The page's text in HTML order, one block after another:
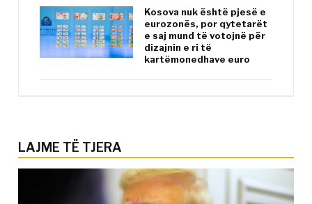
Kosova nuk është pjesë e
eurozonës, por qytetarët
e saj mund të votojnë për
dizajnin e ri të
kartëmonedhave euro
LAJME TË TJERA